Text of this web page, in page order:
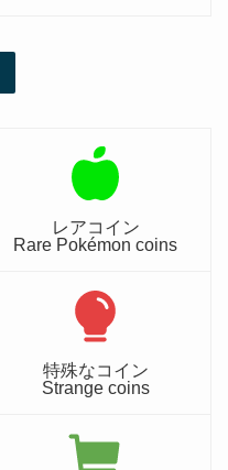
レアコイン
Rare Pokémon coins
特殊なコイン
Strange coins